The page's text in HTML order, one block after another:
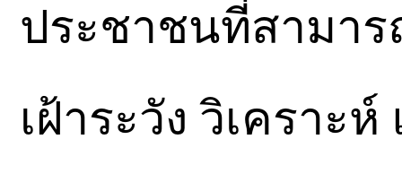
ประชาชนที่สามา
เฝ้าระวัง วิเคราะ